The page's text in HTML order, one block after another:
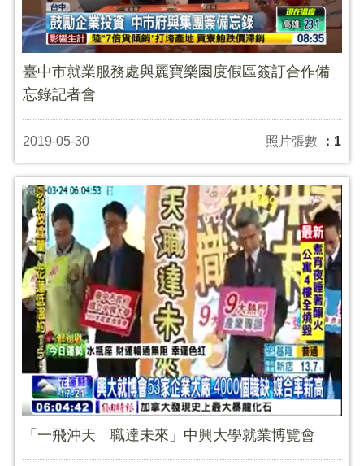
臺中市就業服務處與麗寶樂園度假區簽訂合作備
忘錄記者會
2019-05-30 照片張數 ：1
「一飛沖天 職達未來」中興大學就業博覽會